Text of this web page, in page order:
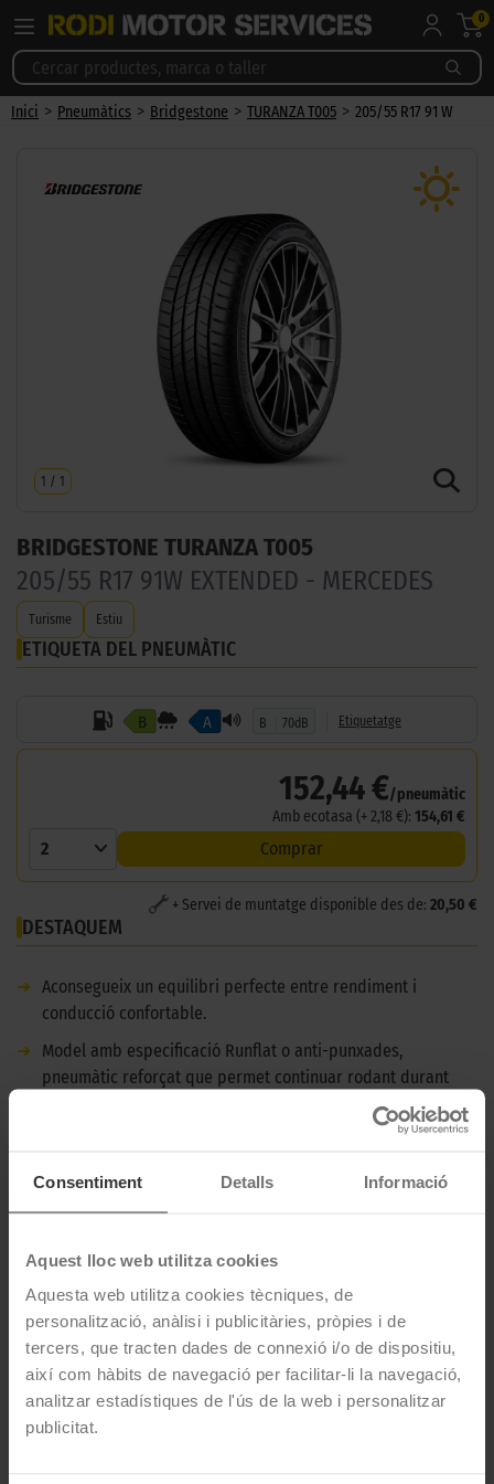
Consentiment Detalls Informació
Aquest lloc web utilitza cookies
Aquesta web utilitza cookies tècniques, de
personalització, anàlisi i publicitàries, pròpies i de
tercers, que tracten dades de connexió i/o de dispositiu,
així com hàbits de navegació per facilitar-li la navegació,
analitzar estadístiques de l'ús de la web i personalitzar
publicitat.
0
Inici > Pneumàtics > Bridgestone > TURANZA T005 > 205/55 R17 91 W
1 / 1
BRIDGESTONE TURANZA T005
205/55 R17 91W EXTENDED - MERCEDES
Turisme Estiu
ETIQUETA DEL PNEUMÀTIC
B A B 70dB Etiquetatge
152,44 €/pneumàtic
Amb ecotasa (+ 2,18 €): 154,61 €
2 Comprar
+ Servei de muntatge disponible des de: 20,50 €
DESTAQUEM
➜
Aconsegueix un equilibri perfecte entre rendiment i
conducció confortable.
➜
Model amb especificació Runflat o anti-punxades,
pneumàtic reforçat que permet continuar rodant durant
una certa distància, uns 80 km, quan té lloc una punxada.
DESCRIPCIÓ BRIDGESTONE TURANZA T005 -
El Bridgestone Turanza T005 és un pneumàtic d'estiu per a
cotxes de tipus turisme amb gran estabilitat i eficiència.
Destaca per les seves prestacions sobre asfalt mullat, sent un
dels millors pneumàtics del mercat en resistir contra
l'aquaplaning.